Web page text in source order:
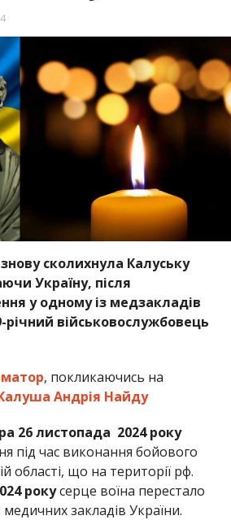
знову сколихнула Калуську
Україну, після
у одному із медзакладів
річний військовослужбовець
, покликаючись на
Андрія Найду
26 листопада 2024 року
під час виконання бойового
області, що на території рф.
рокусерце воїна перестало
закладів України.